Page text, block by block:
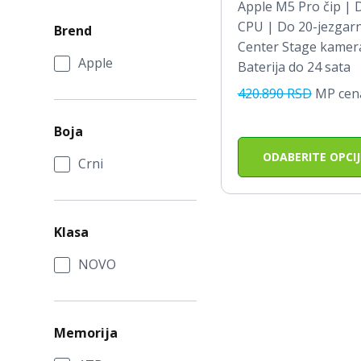
Brend
Apple
Boja
Crni
Klasa
NOVO
Memorija
DO
Apple M5 Pro čip |
CPU | Do 20-
Center Stage
Baterija do 24 sata
420.890 RSDMP
ODABERITE